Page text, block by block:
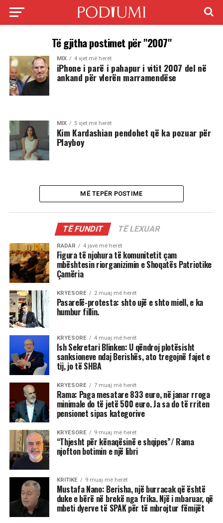
Të gjitha postimet për "2007"
MIX 4 vjet më herët
iPhone i parë i pahapur i vitit 2007 del në
ankand për vlerën marramendëse
MIX 5 vjet më herët
Kim Kardashian pendohet që ka pozuar për
Playboy
MË TEPËR POSTIME
TË FUNDIT TË LEXUAR
RADAR 4 javë më herët
Figura të njohura të komunitetit çam
mbështesin riorganizimin e Shoqatës Patriotike
Çamëria
KRYESORE 2 muaj më herët
Pasarelë-protesta: shto ujë e shto miell, e ka
humbur fillin.
KRYESORE 4 muaj më herët
Ish Sekretari Blinken: U qëndroj plotësisht
sanksioneve ndaj Berishës, ato tregojnë fajet e
tij, jo të SHBA
KRYESORE 7 muaj më herët
Rama: Paga mesatare 833 euro, në janar rroga
minimale do të jetë 500 euro. Ja sa do të rriten
pensionet sipas kategorive
KRYESORE 9 muaj më herët
“Thjesht për kënaqësinë e shqipes”/ Rama
njofton botimin e një libri
KRITIKE 9 muaj më herët
Mustafa Nano: Berisha, një burracak që është
duke e bërë në brekë nga frika. Një i mbaruar, që
mbeti dyerve të SPAK për të mbrojtur fëmijët